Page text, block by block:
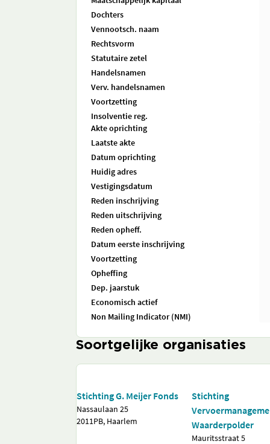
Dochters
Vennootsch. naam
Rechtsvorm
Statutaire zetel
Handelsnamen
Verv. handelsnamen
Voortzetting
Insolventie reg.
Akte oprichting
Laatste akte
Datum oprichting
Huidig adres
Vestigingsdatum
Reden inschrijving
Reden uitschrijving
Reden opheff.
Datum eerste inschrijving
Voortzetting
Opheffing
Dep. jaarstuk
Economisch actief
Non Mailing Indicator (NMI)
Soortgelijke organisaties
Stichting G. Meijer Fonds
Nassaulaan 25
2011PB, Haarlem
Stichting
Waarderpolder
Mauritsstraat 5